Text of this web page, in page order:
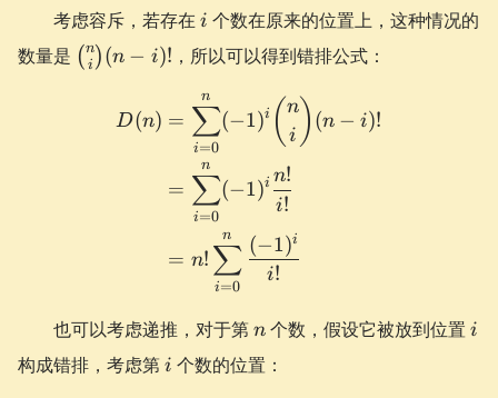
考虑容斥，若存在 i
i 个数在原来的位置上，这种情况的
数量是 \binom{n}
{i}(n-i)!
( i
n)(n − i)! ，所以可以得到错排公式：
\begin{aligned} D(n)
D(n) =
i=0
∑
n
(−1)i ( i
n) (n − i)!
=
i=0
∑
n
(−1)i
i!
n!
= n!
i=0
∑
n
i!
(−1)i
也可以考虑递推，对于第n
n 个数，假设它被放到位置 i
i
构成错排，考虑第i
i 个数的位置：